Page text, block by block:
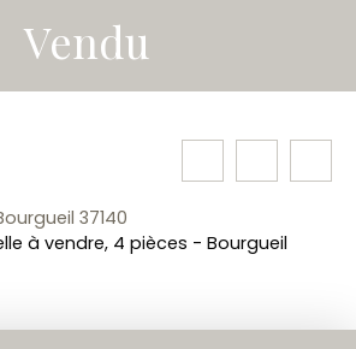
Vendu
37140
à vendre, 4 pièces - Bourgueil